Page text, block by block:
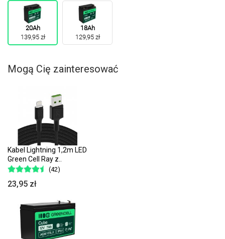
20Ah
139,95 zł
18Ah
129,95 zł
Mogą Cię zainteresować
Kabel Lightning 1,2m LED
Green Cell Ray z..
(42)
23,95 zł